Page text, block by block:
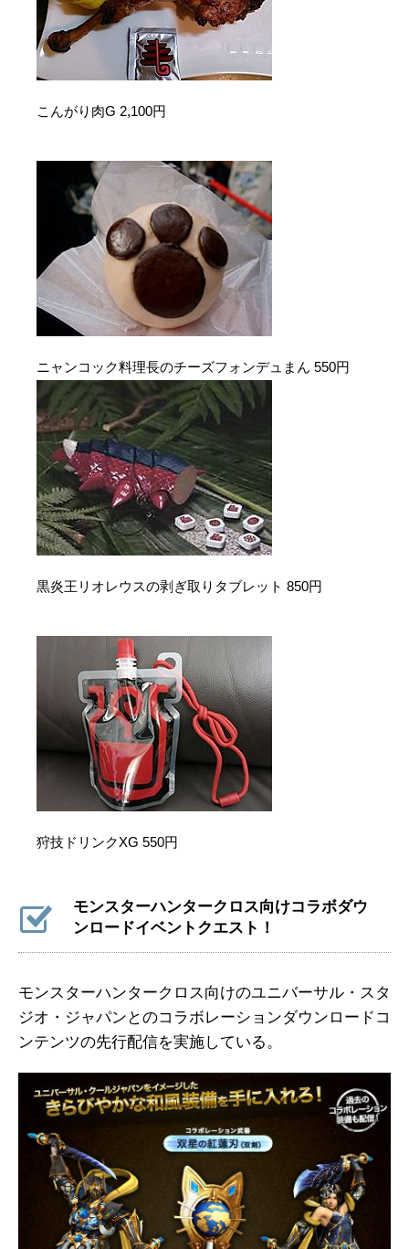
こんがり肉G 2,100円
ニャンコック料理長のチーズフォンデュまん 550円
黒炎王リオレウスの剥ぎ取りタブレット 850円
狩技ドリンクXG 550円
モンスターハンタークロス向けコラボダウ
ンロードイベントクエスト！
モンスターハンタークロス向けのユニバーサル・スタ
ジオ・ジャパンとのコラボレーションダウンロードコ
ンテンツの先行配信を実施している。